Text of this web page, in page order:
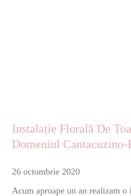
Instalație Florală De
Domeniul Cantacuzino-
26 octombrie 2020
Acum aproape un an realizam